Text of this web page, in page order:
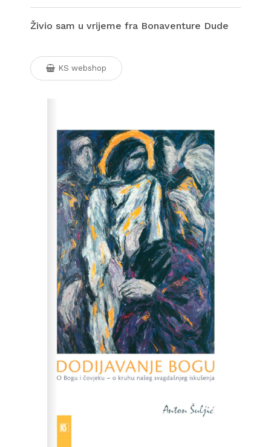
Živio sam u vrijeme fra Bonaventure Dude
KS webshop